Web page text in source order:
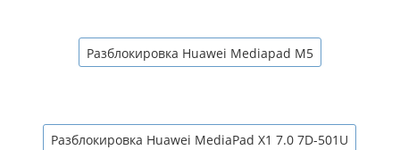
Разблокировка Huawei Mediapad M5
Разблокировка Huawei MediaPad X1 7.0 7D-501U